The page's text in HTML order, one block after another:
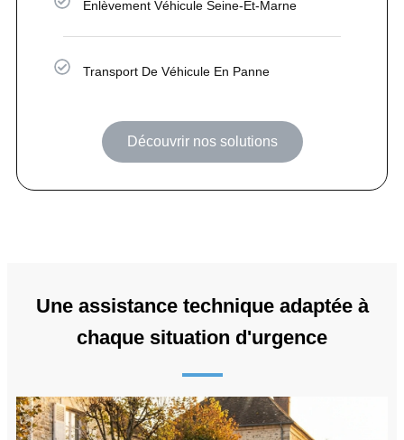
Enlèvement Véhicule Seine-Et-Marne
Transport De Véhicule En Panne
Découvrir nos solutions
Une assistance technique adaptée à
chaque situation d'urgence